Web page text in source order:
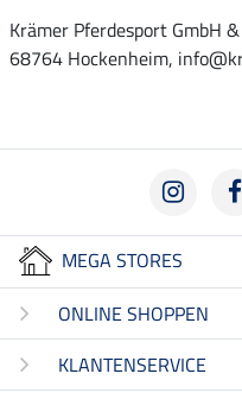
Krämer Pferdesport GmbH
68764 Hockenheim,
MEGA STORES
ONLINE SHOPPEN
KLANTENSERVICE